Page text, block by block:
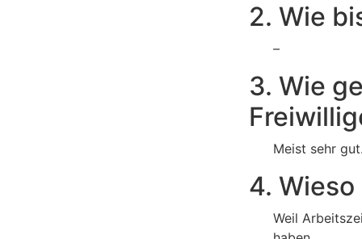
2. Wie
–
3. Wie
Meist sehr
4.
Weil